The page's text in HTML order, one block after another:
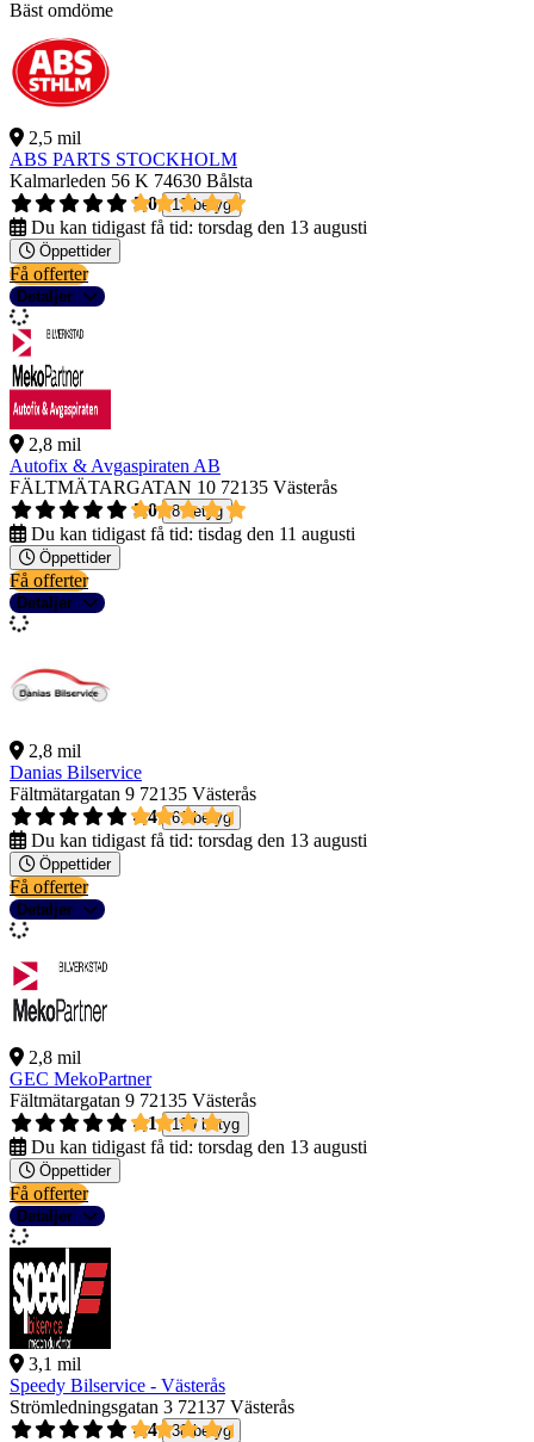
Bäst omdöme
2,5 mil
ABS PARTS STOCKHOLM
Kalmarleden 56 K 74630 Bålsta
5,0
13 betyg
Du kan tidigast få tid: torsdag den 13 augusti
Öppettider
Få offerter
Detaljer
2,8 mil
Autofix & Avgaspiraten AB
FÄLTMÄTARGATAN 10 72135 Västerås
5,0
8 betyg
Du kan tidigast få tid: tisdag den 11 augusti
Öppettider
Få offerter
Detaljer
2,8 mil
Danias Bilservice
Fältmätargatan 9 72135 Västerås
4,4
61 betyg
Du kan tidigast få tid: torsdag den 13 augusti
Öppettider
Få offerter
Detaljer
2,8 mil
GEC MekoPartner
Fältmätargatan 9 72135 Västerås
4,1
199 betyg
Du kan tidigast få tid: torsdag den 13 augusti
Öppettider
Få offerter
Detaljer
3,1 mil
Speedy Bilservice - Västerås
Strömledningsgatan 3 72137 Västerås
4,4
38 betyg